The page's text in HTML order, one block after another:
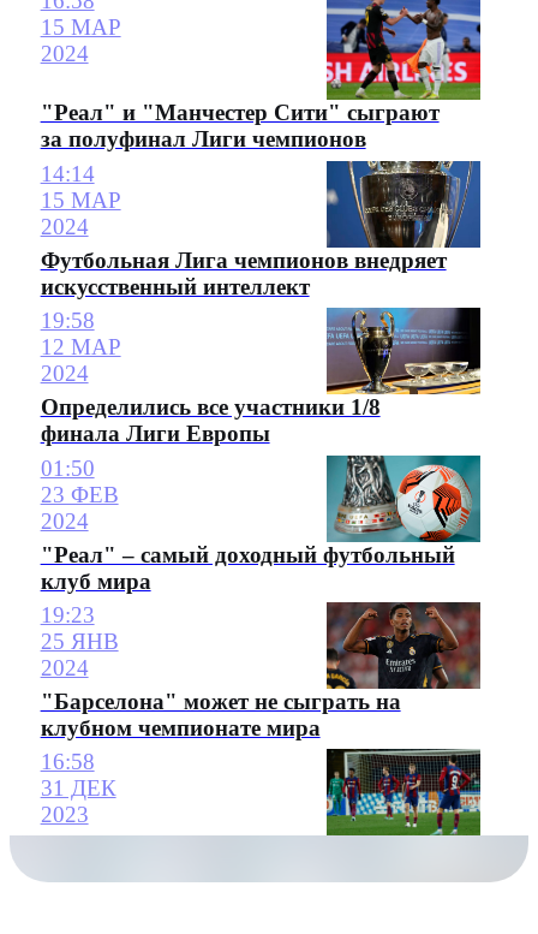
15 МАР
2024
"Реал" и "Манчестер Сити" сыграют
за полуфинал Лиги чемпионов
14:14
15 МАР
2024
Футбольная Лига чемпионов внедряет
искусственный интеллект
19:58
12 МАР
2024
Определились все участники 1/8
финала Лиги Европы
01:50
23 ФЕВ
2024
"Реал" – самый доходный футбольный
клуб мира
19:23
25 ЯНВ
2024
"Барселона" может не сыграть на
клубном чемпионате мира
16:58
31 ДЕК
2023